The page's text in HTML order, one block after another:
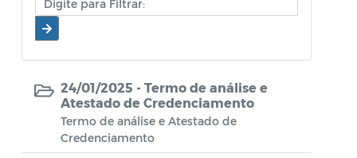
Previdência - CMP
Atas do Comitê de Investimentos - COI
Relatório Trimestral de Investimento
Relatório Mensal de Investimentos
24/01/2025 - Termo de análise e
Atestado de Credenciamento
Termo de análise e Atestado de
Credenciamento